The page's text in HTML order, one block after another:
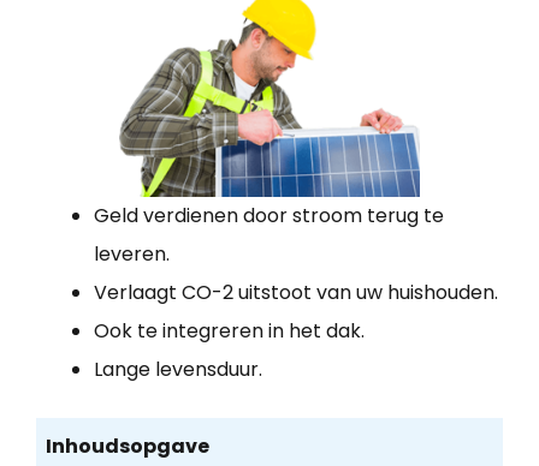
Geld verdienen door stroom terug te
leveren.
Verlaagt CO-2 uitstoot van uw huishouden.
Ook te integreren in het dak.
Lange levensduur.
Inhoudsopgave